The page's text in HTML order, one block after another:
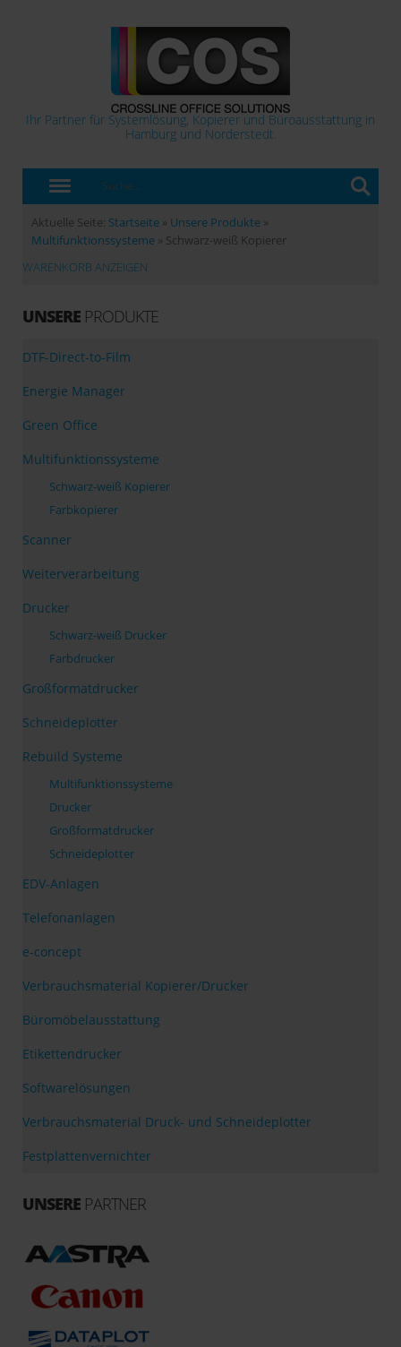
Ihr Partner für Systemlösung, Kopierer und Büroausstattung in
Hamburg und Norderstedt.
Aktuelle Seite: Startseite » Unsere Produkte »
Multifunktionssysteme » Schwarz-weiß Kopierer
WARENKORB ANZEIGEN
UNSERE PRODUKTE
DTF-Direct-to-Film
Energie Manager
Green Office
Multifunktionssysteme
Schwarz-weiß Kopierer
Farbkopierer
Scanner
Weiterverarbeitung
Drucker
Schwarz-weiß Drucker
Farbdrucker
Großformatdrucker
Schneideplotter
Rebuild Systeme
Multifunktionssysteme
Drucker
Großformatdrucker
Schneideplotter
EDV-Anlagen
Telefonanlagen
e-concept
Verbrauchsmaterial Kopierer/Drucker
Büromöbelausstattung
Etikettendrucker
Softwarelösungen
Verbrauchsmaterial Druck- und Schneideplotter
Festplattenvernichter
UNSERE PARTNER